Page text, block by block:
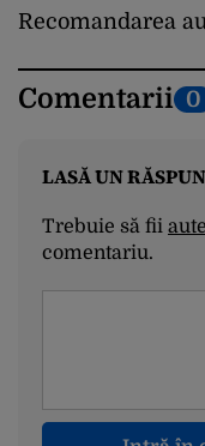
Recomandarea
Comentarii 0
LASĂ UN
Trebuie să fii
comentariu.